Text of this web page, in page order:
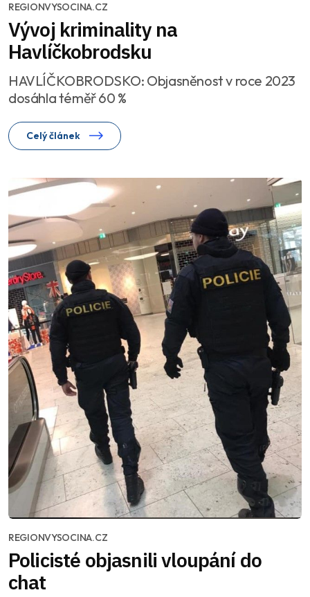
REGIONVYSOCINA.CZ
Vývoj kriminality na
Havlíčkobrodsku
HAVLÍČKOBRODSKO: Objasněnost v roce 2023
dosáhla téměř 60 %
Celý článek
REGIONVYSOCINA.CZ
Policisté objasnili vloupání do
chat